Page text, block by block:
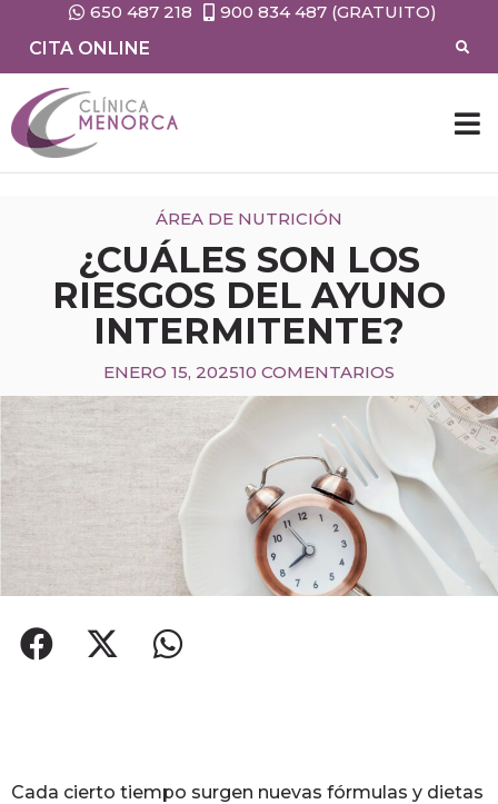
650 487 218
900 834 487 (GRATUITO)
CITA ONLINE
ÁREA DE NUTRICIÓN
¿CUÁLES SON LOS
RIESGOS DEL AYUNO
INTERMITENTE?
ENERO 15, 202510 COMENTARIOS
Cada cierto tiempo surgen nuevas fórmulas y dietas